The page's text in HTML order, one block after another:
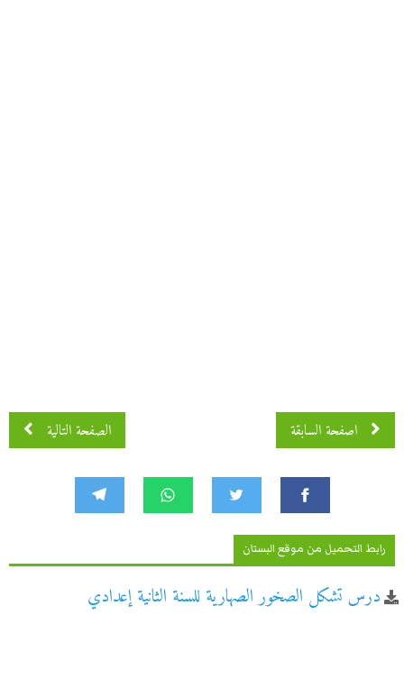
اصفحة السابقة اصفحة 2 من 7 الصفحة التالية
رابط التحميل من موقع البستان
درس تشكل الصخور الصهارية للسنة الثانية إعدادي